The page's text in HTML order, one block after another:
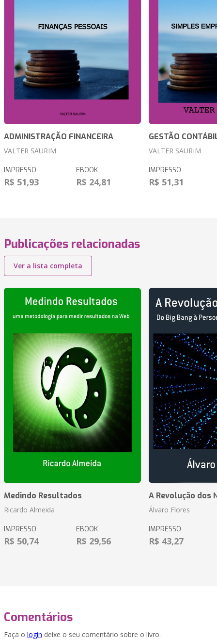
ADMINISTRAÇÃO FINANCEIRA
VALTER SAURIM
IMPRESSO
R$ 51,93
EBOOK
R$ 24,81
GESTÃO
VALTER SAURIM
IMPRESSO
R$ 51,31
Publicações relacionadas
Ver a lista completa
Medindo Resultados
Ricardo Almeida
IMPRESSO
R$ 50,74
EBOOK
R$ 29,56
A Revolução dos
Álvaro Flores
IMPRESSO
R$ 43,27
Comentários
Faça o login deixe o seu comentário sobre o livro.